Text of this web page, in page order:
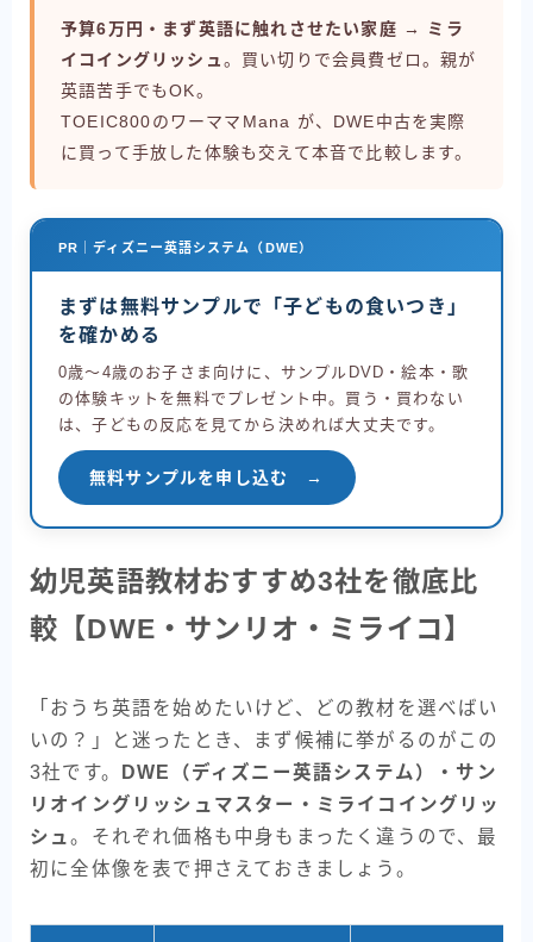
予算6万円・まず英語に触れさせたい家庭 → ミラ
イコイングリッシュ 。買い切りで会員費ゼロ。親が
英語苦手でもOK。
TOEIC800のワーママMana が、DWE中古を実際
に買って手放した体験も交えて本音で比較します。
PR｜ディズニー英語システム（DWE）
まずは無料サンプルで「子どもの食いつき」
を確かめる
0歳〜4歳のお子さま向けに、サンプルDVD・絵本・歌
の体験キットを無料でプレゼント中。買う・買わない
は、子どもの反応を見てから決めれば大丈夫です。
無料サンプルを申し込む →
幼児英語教材おすすめ3社を徹底比
較【DWE・サンリオ・ミライコ】
「おうち英語を始めたいけど、どの教材を選べばい
いの？」と迷ったとき、まず候補に挙がるのがこの
3社です。
DWE（ディズニー英語システム）・サン
リオイングリッシュマスター・ミライコイングリッ
シュ。それぞれ価格も中身もまったく違うので、最
初に全体像を表で押さえておきましょう。